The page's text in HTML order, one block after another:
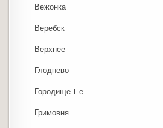
Вежонка
Веребск
Верхнее
Глоднево
Городище 1-е
Гримовня